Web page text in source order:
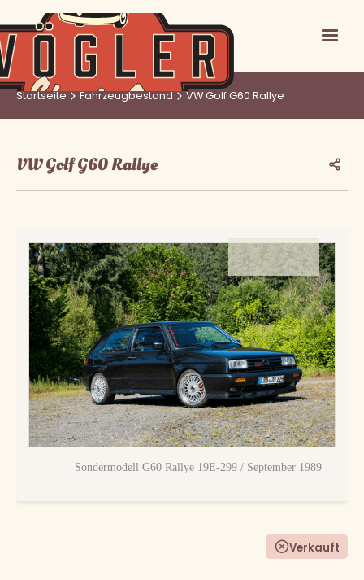
Startseite Fahrzeugbestand VW Golf G60 Rallye
VW Golf G60 Rallye
Sondermodell G60 Rallye 19E-299 / September 1989
Verkauft